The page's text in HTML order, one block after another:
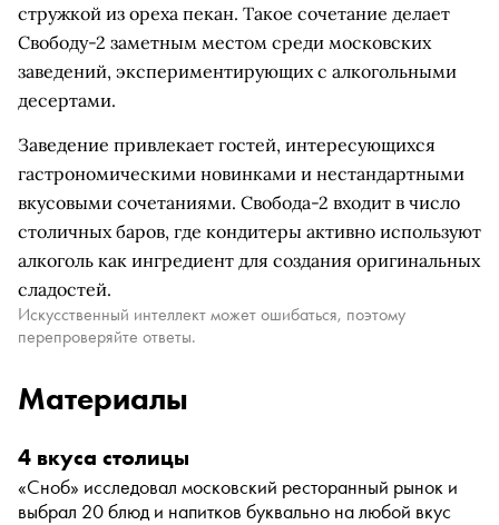
стружкой из ореха пекан. Такое сочетание делает
Свободу-2 заметным местом среди московских
заведений, экспериментирующих с алкогольными
десертами.
Заведение привлекает гостей, интересующихся
гастрономическими новинками и нестандартными
вкусовыми сочетаниями. Свобода-2 входит в число
столичных баров, где кондитеры активно используют
алкоголь как ингредиент для создания оригинальных
сладостей.
Искусственный интеллект может ошибаться, поэтому
перепроверяйте ответы.
Материалы
4 вкуса столицы
«Сноб» исследовал московский ресторанный рынок и
выбрал 20 блюд и напитков буквально на любой вкус